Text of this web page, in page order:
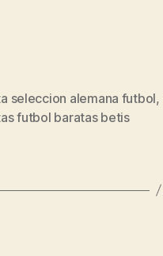
seleccion alemana futbol,
futbol baratas betis